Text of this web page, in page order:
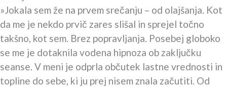
»Jokala sem že na prvem srečanju – od olajšanja. Kot
da me je nekdo prvič zares slišal in sprejel točno
takšno, kot sem. Brez popravljanja. Posebej globoko
se me je dotaknila vodena hipnoza ob zaključku
seanse. V meni je odprla občutek lastne vrednosti in
topline do sebe, ki ju prej nisem znala začutiti. Od